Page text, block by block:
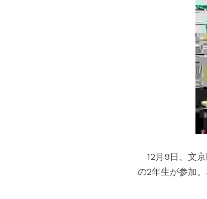
12月9日、文京
の2年生が参加